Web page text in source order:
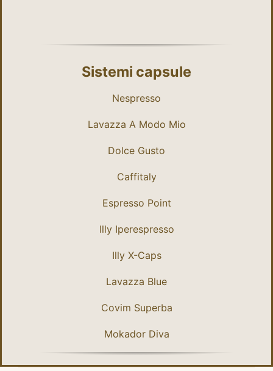
Sistemi capsule
Nespresso
Lavazza A Modo Mio
Dolce Gusto
Caffitaly
Espresso Point
Illy Iperespresso
Illy X-Caps
Lavazza Blue
Covim Superba
Mokador Diva